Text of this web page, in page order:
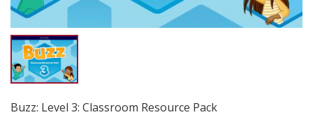
Buzz: Level 3: Classroom Resource Pack